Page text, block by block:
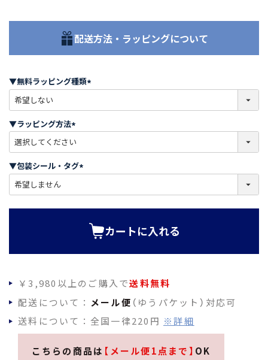
配送方法・ラッピングについて
▼無料ラッピング種類
必
)
▼ラッピング方法
必
須
)
▼包装シール・タグ
必
カートに入れる
￥3,980以上のご購入で送料無料
配送について： メール便 （ゆうパケット）対応可
送料について：全国一律220円 ※詳細
こちらの商品は 【メール便1点まで】 OK